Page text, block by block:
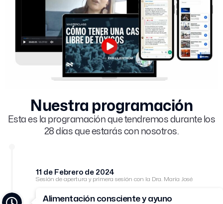
Nuestra programación
Esta es la programación que tendremos durante los
28 días que estarás con nosotros.
11 de Febrero de 2024
Sesión de apertura y primera sesión con la Dra. María José
Alimentación consciente y ayuno